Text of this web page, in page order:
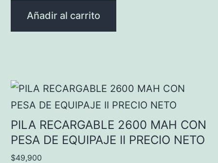
Añadir al carrito
PILA RECARGABLE 2600 MAH CON
PESA DE EQUIPAJE II PRECIO NETO
$49,900